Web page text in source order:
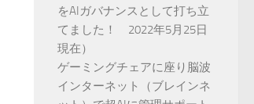
をAIガバナンスとして打ち立
てました！ 2022年5月25日
現在）
ゲーミングチェアに座り脳波
インターネット（ブレインネ